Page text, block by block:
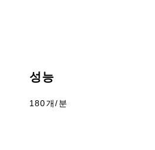
성능
180개/분